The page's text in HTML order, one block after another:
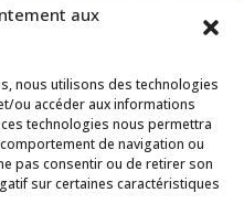
aux
nous utilisons des technologies
ou accéder aux informations
technologies nous permettra
de navigation ou
pas consentir ou de retirer son
sur certaines caractéristiques